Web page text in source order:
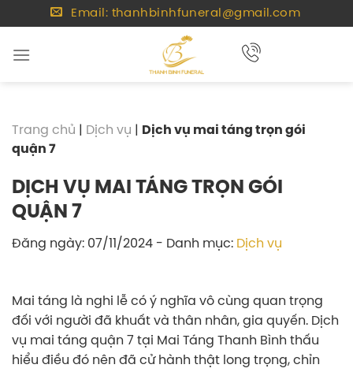
đến
nội
Email: thanhbinhfuneral@gmail.com
Trang chủ Dịch vụ
Dịch vụ mai táng trọn gói
quận 7
DỊCH VỤ MAI TÁNG TRỌN GÓI
QUẬN 7
Đăng ngày: 07/11/2024 - Danh mục: Dịch vụ
Mai táng là nghi lễ có ý nghĩa vô cùng quan trọng
đối với người đã khuất và thân nhân, gia quyến. Dịch
vụ mai táng quận 7 tại Mai Táng Thanh Bình thấu
hiểu điều đó nên đã cử hành thật long trọng, chỉn